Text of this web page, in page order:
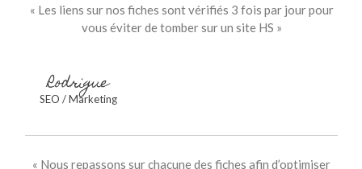
« Les liens sur nos fiches sont vérifiés 3 fois par jour pour
vous éviter de tomber sur un site HS »
Rodrigue
SEO / Marketing
« Nous repassons sur chacune des fiches afin d’optimiser